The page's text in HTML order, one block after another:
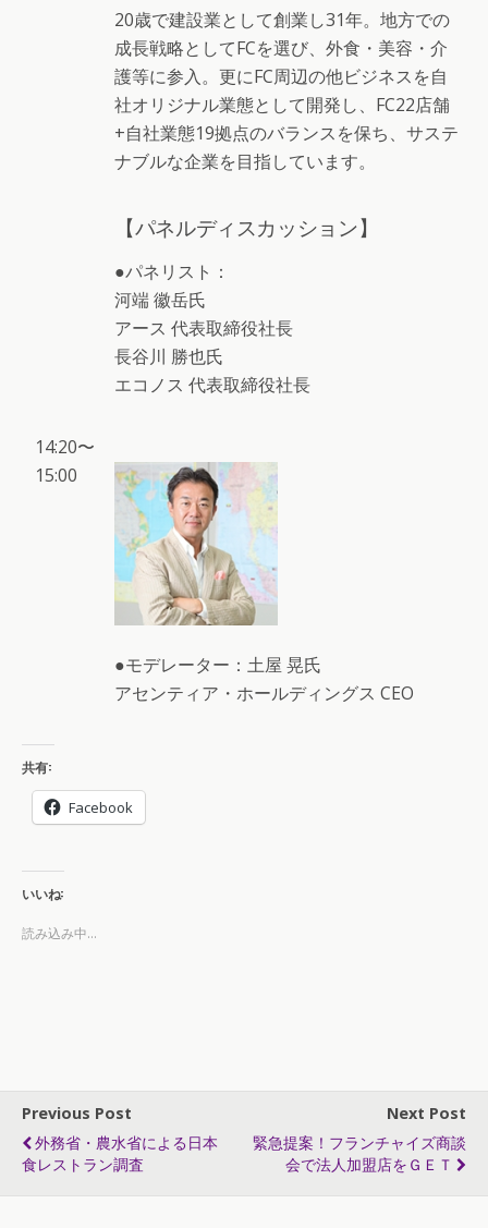
20歳で建設業として創業し31年。地方での
成長戦略としてFCを選び、外食・美容・介
護等に参入。更にFC周辺の他ビジネスを自
社オリジナル業態として開発し、FC22店舗
+自社業態19拠点のバランスを保ち、サステ
ナブルな企業を目指しています。
14:20〜
15:00
【パネルディスカッション】
●パネリスト：
河端 徽岳氏
アース 代表取締役社長
長谷川 勝也氏
エコノス 代表取締役社長
●モデレーター：土屋 晃氏
アセンティア・ホールディングス CEO
共有:
Facebook
いいね:
読み込み中...
Previous Post
外務省・農水省による日本
食レストラン調査
Next Post
緊急提案！フランチャイズ商談
会で法人加盟店をＧＥＴ